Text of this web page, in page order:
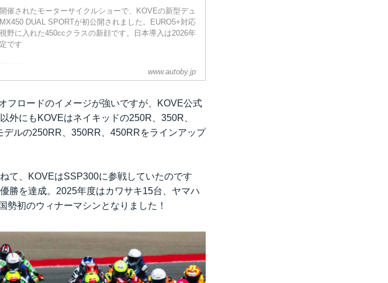
催されたモーターサイクルショーで、KOVEの新型デュ
DUAL SPORTが初公開されました。EURO5+対応
野に入れた450ccクラスの新顔です。日本導入は2026年
です
らしいターコイズのグラフィックをまとい、LEDヘッド
を備え、公道仕様として完成度の高い仕上がり。フ
ールをメインにアルミサブフ...
www.autoby.jp
フロードのイメージが強いですが、KOVE公式
外にもKOVEはネイキッドの250R、350R、
ルの250RR、350RR、450RRをラインアップ
て、KOVEはSSP300に参戦していたのです
勝を達成。2025年度はカワサキ15台、ヤマハ
初のウィナーマシンとなりました！